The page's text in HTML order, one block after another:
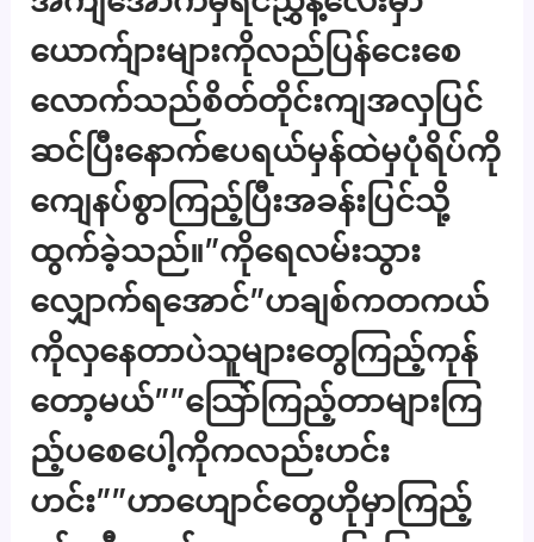
ယောက်ျားများကိုလည်ပြန်ငေးစေ
လောက်သည်စိတ်တိုင်းကျအလှပြင်
ဆင်ပြီးနောက်ဧပရယ်မှန်ထဲမှပုံရိပ်ကို
ကျေနပ်စွာကြည့်ပြီးအခန်းပြင်သို့
ထွက်ခဲ့သည်။”ကိုရေလမ်းသွား
လျှောက်ရအောင်”ဟချစ်ကတကယ်
ကိုလှနေတာပဲသူများတွေကြည့်ကုန်
တော့မယ်””သြော်ကြည့်တာများကြ
ည့်ပစေပေါ့ကိုကလည်းဟင်း
ဟင်း””ဟာဟျောင်တွေဟိုမှာကြည့်